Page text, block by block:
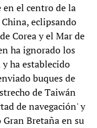
el centro de la
eclipsando
Corea y el Mar de
ha ignorado los
ha establecido
buques de
de Taiwán
de navegación' y
Bretaña en su